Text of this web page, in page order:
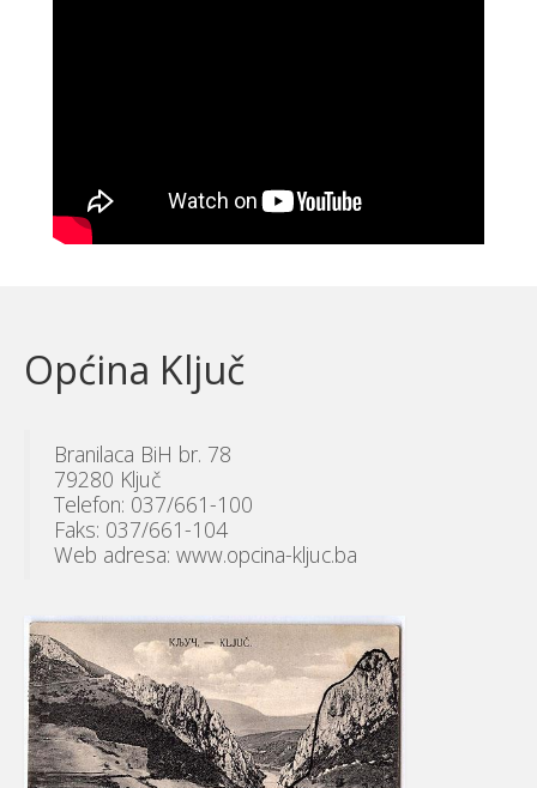
Općina Ključ
Branilaca BiH br. 78
79280 Ključ
Telefon: 037/661-100
Faks: 037/661-104
Web adresa: www.opcina-kljuc.ba